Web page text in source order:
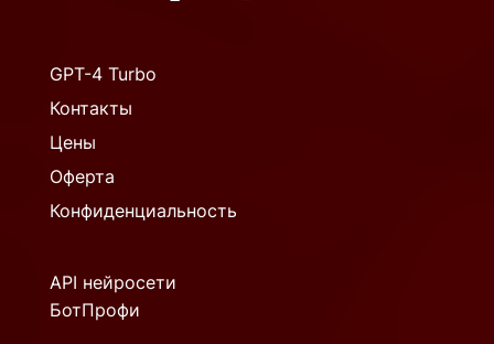
GPT-4 Turbo
Контакты
Цены
Оферта
Конфиденциальность
API нейросети
БотПрофи